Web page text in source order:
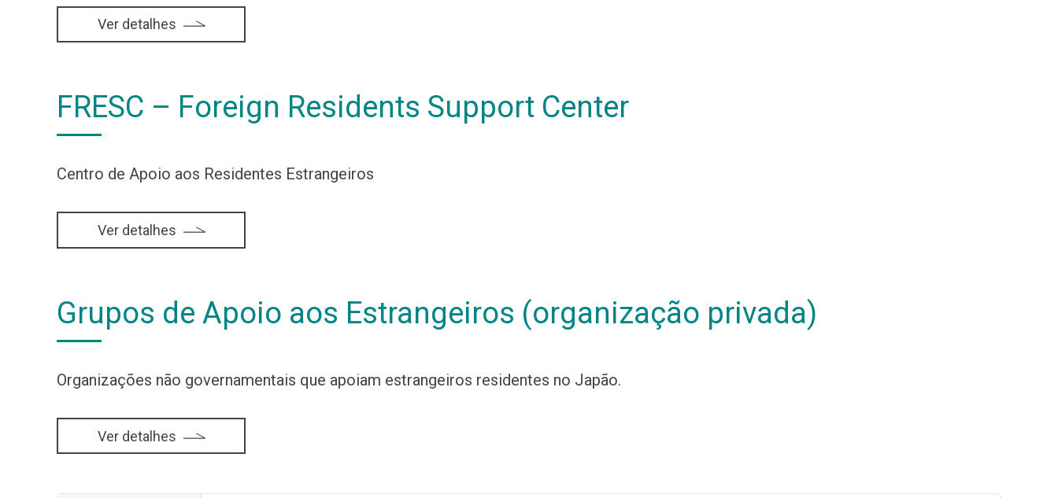
Ver detalhes
FRESC – Foreign Residents Support Center
Centro de Apoio aos Residentes Estrangeiros
Ver detalhes
Grupos de Apoio aos Estrangeiros (organização privada)
Organizações não governamentais que apoiam estrangeiros residentes no Japão.
Ver detalhes